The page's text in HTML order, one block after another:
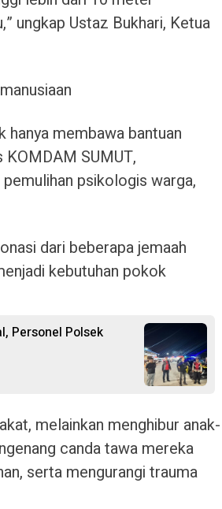
ungkap Ustaz Bukhari, Ketua
hanya membawa bantuan
SUMUT,
psikologis warga,
dari beberapa jemaah
kebutuhan pokok
Personel Polsek
melainkan menghibur anak-
canda tawa mereka
serta mengurangi trauma